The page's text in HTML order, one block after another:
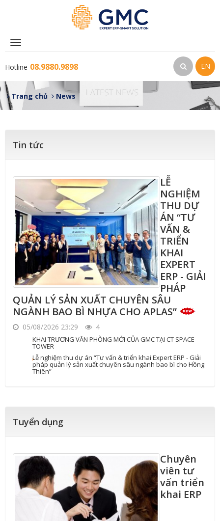
Toggle
Hotline 08.9880.9898 EN
Trang chủ News
Tin tức
LỄ
NGHIỆM
THU DỰ
ÁN “TƯ
VẤN &
TRIỂN
KHAI
EXPERT
ERP - GIẢI
PHÁP
QUẢN LÝ SẢN XUẤT CHUYÊN SÂU
NGÀNH BAO BÌ NHỰA CHO APLAS”
05/08/2026 23:29 4
KHAI TRƯƠNG VĂN PHÒNG MỚI CỦA GMC TẠI CT SPACE
TOWER
Lễ nghiệm thu dự án “Tư vấn & triển khai Expert ERP - Giải
pháp quản lý sản xuất chuyên sâu ngành bao bì cho Hồng
Thiên”
Tuyển dụng
Chuyên
viên tư
vấn triển
khai ERP